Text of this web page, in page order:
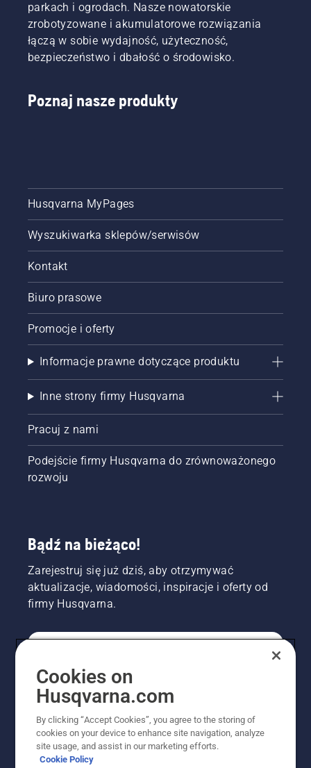
parkach i ogrodach. Nasze nowatorskie
zrobotyzowane i akumulatorowe rozwiązania
łączą w sobie wydajność, użyteczność,
bezpieczeństwo i dbałość o środowisko.
Poznaj nasze produkty
Husqvarna MyPages
Wyszukiwarka sklepów/serwisów
Kontakt
Biuro prasowe
Promocje i oferty
Informacje prawne dotyczące produktu
Inne strony firmy Husqvarna
Pracuj z nami
Podejście firmy Husqvarna do zrównoważonego
rozwoju
Bądź na bieżąco!
Zarejestruj się już dziś, aby otrzymywać
aktualizacje, wiadomości, inspiracje i oferty od
firmy Husqvarna.
PROFESJONALISTA
Cookies on
Husqvarna.com
By clicking “Accept Cookies”, you agree to the storing of
cookies on your device to enhance site navigation, analyze
site usage, and assist in our marketing efforts.
Cookie Policy